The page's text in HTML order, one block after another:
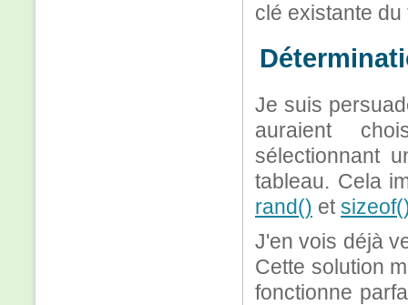
clé existante
Je suis
auraient
sélectionnant
tableau. Cela
rand() et
J'en vois déjà
Cette solution
fonctionne